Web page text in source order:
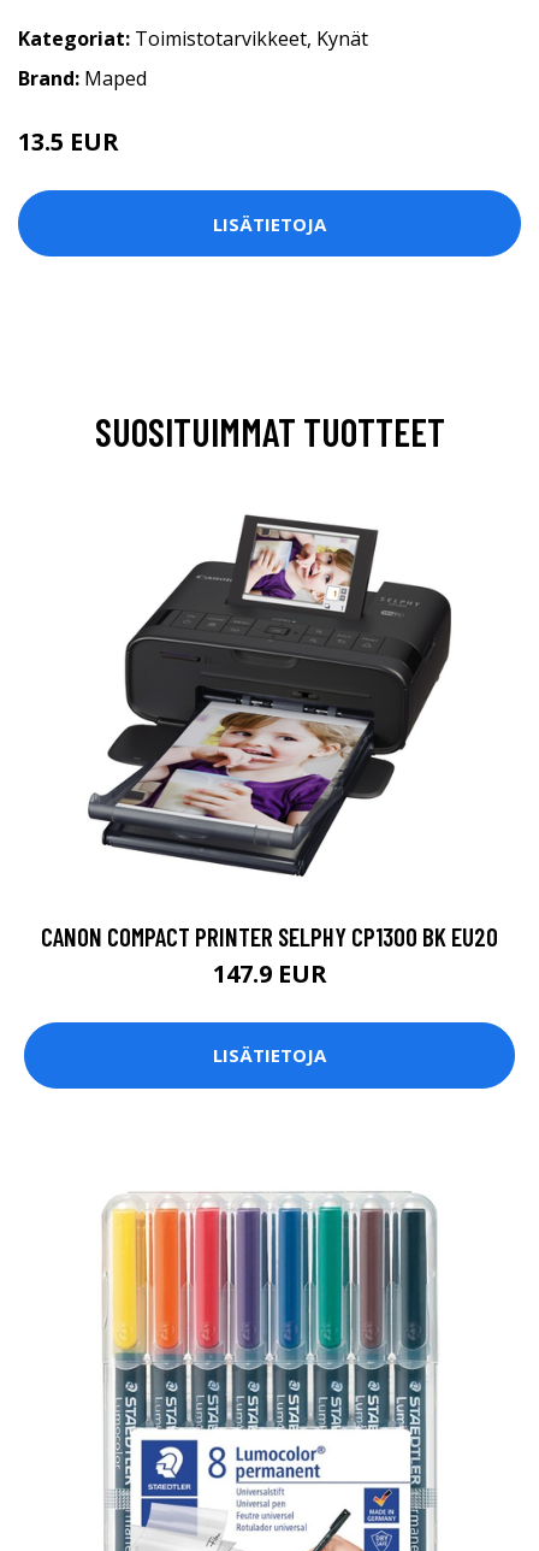
Kategoriat: Toimistotarvikkeet, Kynät
Brand: Maped
13.5 EUR
LISÄTIETOJA
SUOSITUIMMAT TUOTTEET
CANON COMPACT PRINTER SELPHY CP1300 BK EU20
147.9 EUR
LISÄTIETOJA